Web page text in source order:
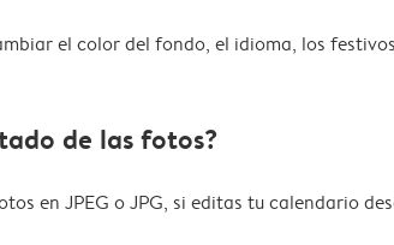
el color del fondo, el idioma, los
de las fotos?
en JPEG o JPG, si editas tu calendario